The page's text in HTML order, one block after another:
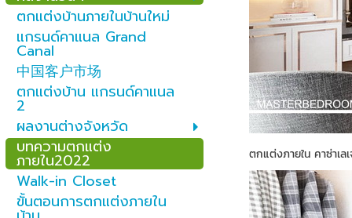
ตกแต่งบ้านภายในบ้านใหม่
แกรนด์คาแนล Grand
Canal
中国客户市场
ตกแต่งบ้าน แกรนด์คาแนล
2
ผลงานต่างจังหวัด
บทความตกแต่ง
ภายใน2022
Walk-in Closet
ขั้นตอนการตกแต่งภายใน
ตกแต่งภายใน คาซ่าเล